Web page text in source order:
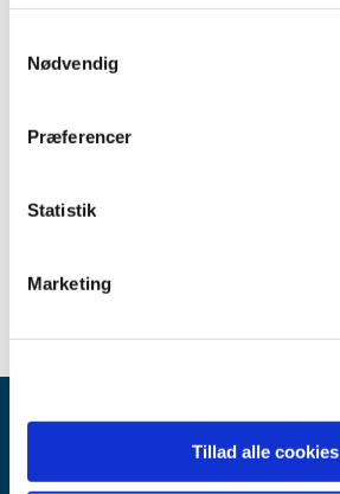
Nødvendig
Præferencer
Statistik
Marketing
Tillad alle cookies
December (1)
September (1)
February (1)
2006 (10)